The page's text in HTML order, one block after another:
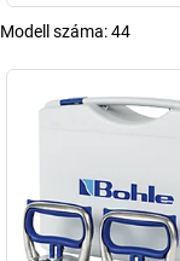
Modell száma:44